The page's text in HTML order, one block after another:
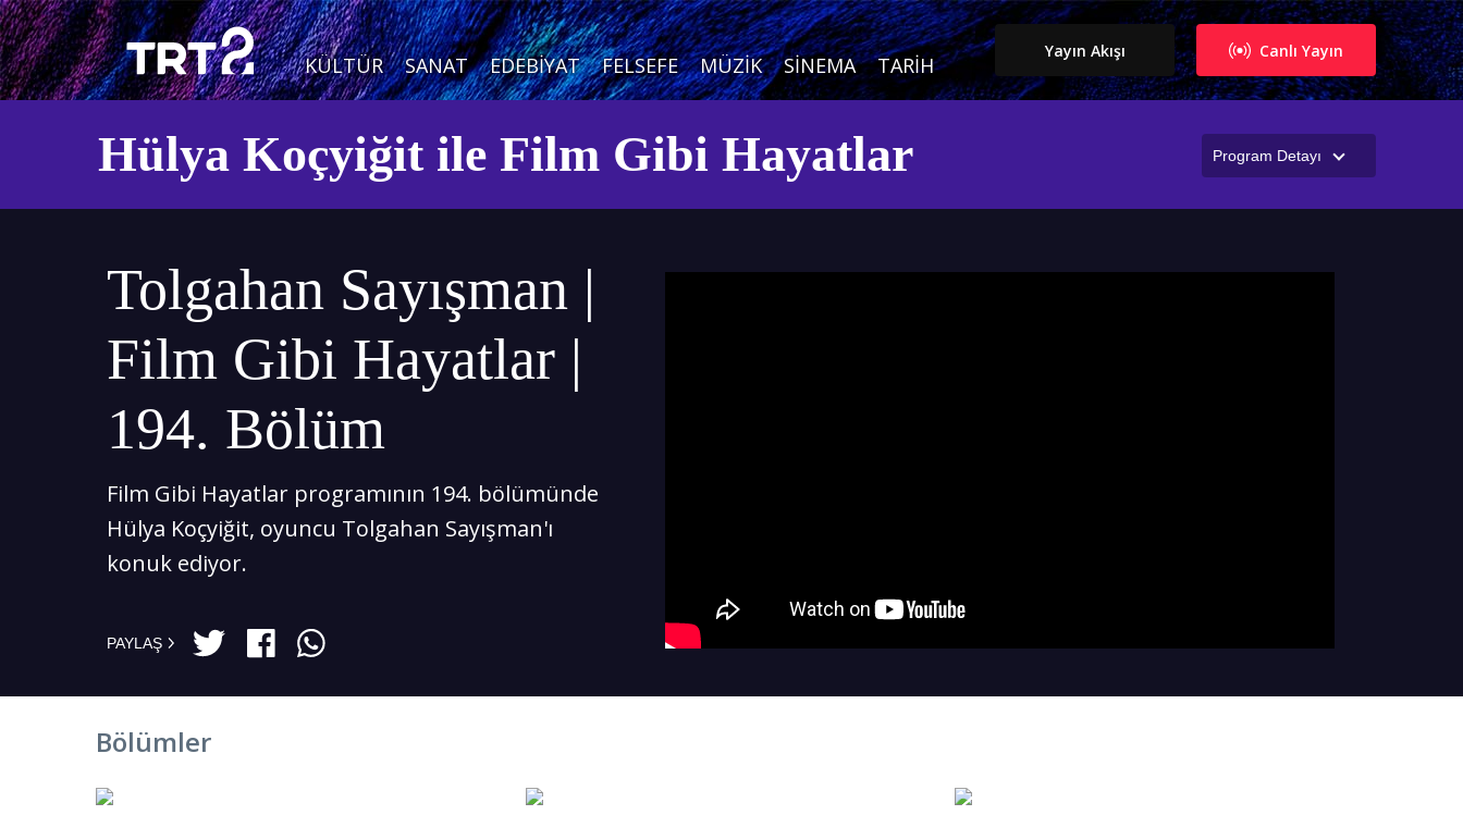
KÜLTÜR SANAT EDEBIYAT FELSEFE MÜZIK SINEMA TARIH
Canlı Yayın
Yayın Akışı
Program Detayı
Hülya Koçyiğit ile Film Gibi Hayatlar
Tolgahan Sayışman |
Film Gibi Hayatlar |
194. Bölüm
Film Gibi Hayatlar programının 194. bölümünde
Hülya Koçyiğit, oyuncu Tolgahan Sayışman'ı
konuk ediyor.
PAYLAŞ
Bölümler